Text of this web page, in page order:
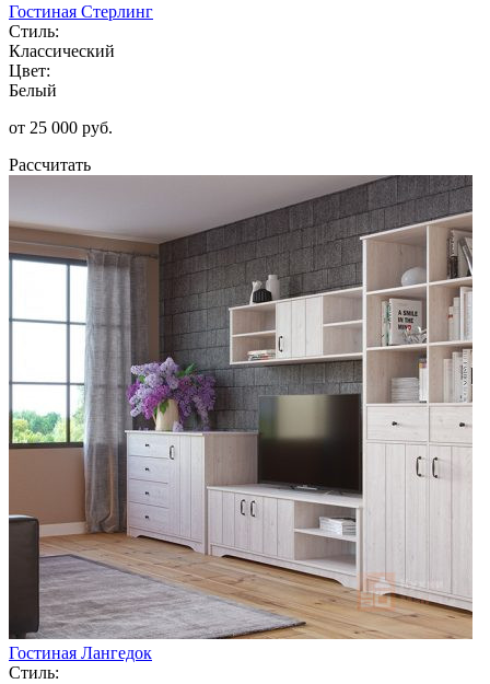
Гостиная Стерлинг
Стиль:
Классический
Цвет:
Белый
от 25 000 руб.
Рассчитать
Гостиная Лангедок
Стиль: